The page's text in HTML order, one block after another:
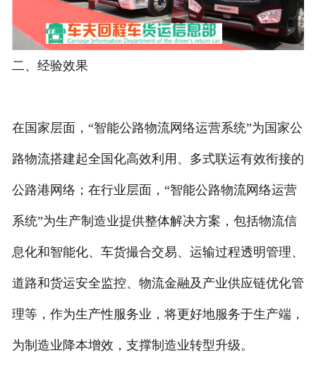
二、经验效果
在国家层面，“智能公路物流网络运营系统”为国家公
路物流搭建起全国化高效利用、多式联运有效衔接的
公路港网络；在行业层面，“智能公路物流网络运营
系统”为生产制造业提供整体解决方案，包括物流信
息化和智能化、车货撮合交易、运输过程透明管理、
道路和货运安全监控、物流金融及产业供应链优化管
理等，作为生产性服务业，将更好地服务于生产端，
为制造业降本增效，支撑制造业转型升级。